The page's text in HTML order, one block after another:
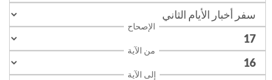
الإصحاح
من الآية
إلى الآية